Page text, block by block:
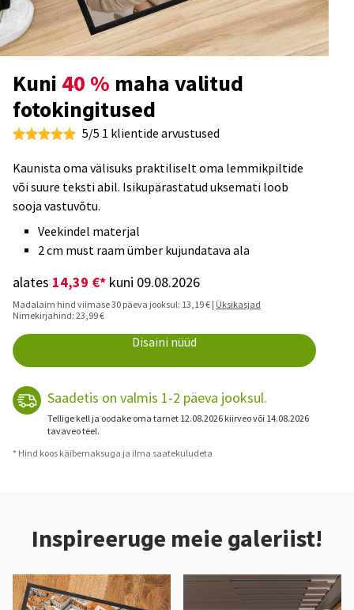
Kuni 40 % maha valitud
fotokingitused
5/5 1 klientide arvustused
Kaunista oma välisuks praktiliselt oma lemmikpiltide
või suure teksti abil. Isikupärastatud uksemati loob
sooja vastuvõtu.
Veekindel materjal
2 cm must raam ümber kujundatava ala
alates 14,39 €* kuni 09.08.2026
Madalaim hind viimase 30 päeva jooksul: 13,19 € | Üksikasjad
Nimekirjahind: 23,99 €
Disaini nüüd
Saadetis on valmis 1-2 päeva jooksul.
Tellige kell ja oodake oma tarnet 12.08.2026 kiirveo või 14.08.2026
tavaveo teel.
* Hind koos käibemaksuga ja ilma saatekuludeta
Inspireeruge meie galeriist!